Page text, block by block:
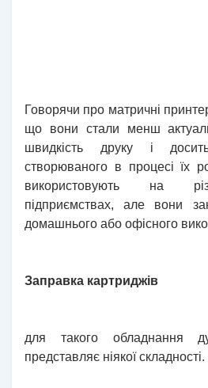
Говорячи про матричні
що вони стали менш
швидкість друку і
створюваного в процесі їх
використовують на
підприємствах, але вони
домашнього або офісного
Заправка картриджів
для такого обладнання
представляє ніякої складності.